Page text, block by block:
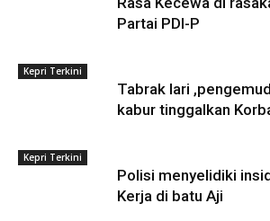
Partai PDI-P
Kepri Terkini
Tabrak lari
kabur tinggalkan
Kepri Terkini
Polisi menyelidiki
Kerja di batu Aji